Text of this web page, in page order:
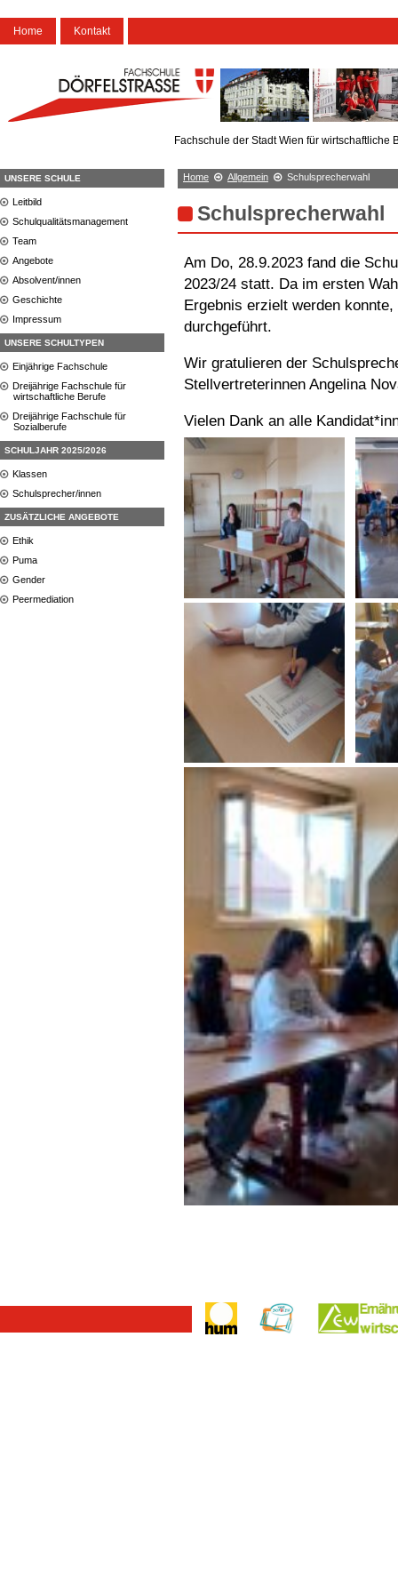
Home Kontakt
Fachschule der Stadt Wien für wirtschaftliche
UNSERE SCHULE
Leitbild
Schulqualitätsmanagement
Team
Angebote
Absolvent/innen
Geschichte
Impressum
UNSERE SCHULTYPEN
Einjährige Fachschule
Dreijährige Fachschule für
wirtschaftliche Berufe
Dreijährige Fachschule für
Sozialberufe
SCHULJAHR 2025/2026
Klassen
Schulsprecher/innen
ZUSÄTZLICHE ANGEBOTE
Ethik
Puma
Gender
Peermediation
Home Allgemein Schulsprecherwahl
Schulsprecherwahl
Am Do, 28.9.2023 fand die
2023/24 statt. Da im ersten
Ergebnis erzielt werden
durchgeführt.
Wir gratulieren der
Stellvertreterinnen Angelina
Vielen Dank an alle